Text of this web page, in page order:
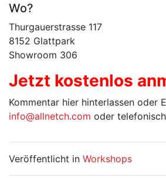
Wo?
Thurgauerstrasse 117
8152 Glattpark
Showroom 306
Jetzt kostenlos
Kommentar hier hinterlassen oder
info@allnetch.com oder
Veröffentlicht in Workshops